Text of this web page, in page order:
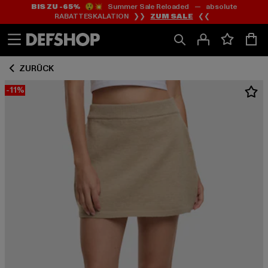
Zum
Inhalt
springen
Zum
Fußzeile
springen
BIS ZU -65%😲💥 Summer Sale Reloaded — absolute
RABATTESKALATION ❯❯ ZUM SALE ❮❮
ZURÜCK
-11%